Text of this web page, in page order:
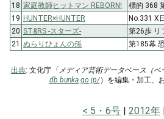
18 家庭教師ヒットマン REBORN!
標的 368
19 HUNTER×HUNTER
No.331 X
20 ST&RS -スターズ-
第26歩 リ
21 ぬらりひょんの孫 第185幕
出典: 文化庁 「メディア芸術データベース（ベ
db.bunka.go.jp/）を編集・加工、
5・6号 2012年